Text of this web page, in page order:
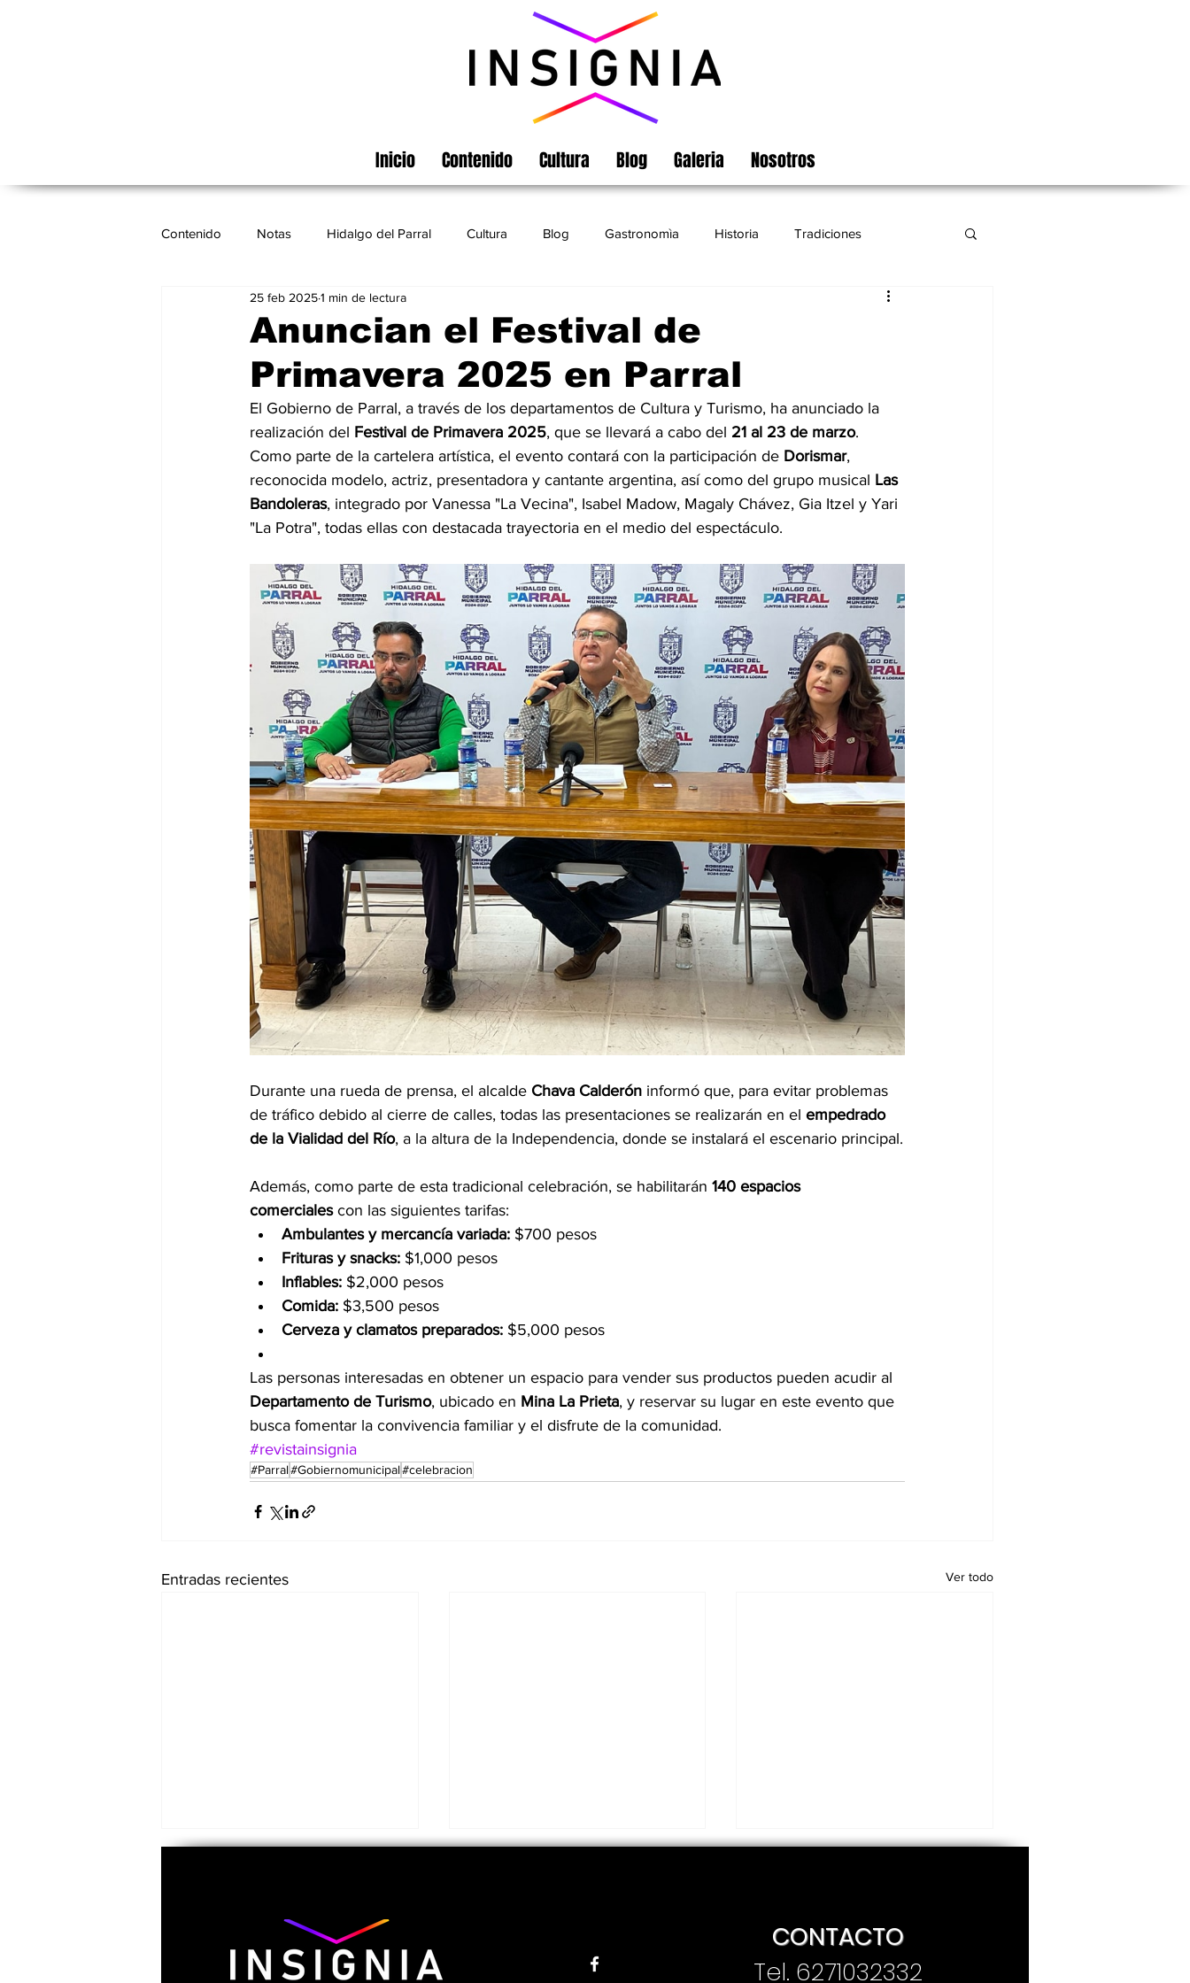
Inicio Contenido Cultura Blog Galeria Nosotros
Contenido Notas Hidalgo del Parral Cultura Blog Gastronomìa Historia Tradiciones
Cinematografía México Turismo
Anuncian el Festival de
Primavera 2025 en Parral
25 feb 20251 min de lectura
El Gobierno de Parral, a través de los departamentos de Cultura y Turismo, ha anunciado la
realización del Festival de Primavera 2025, que se llevará a cabo del 21 al 23 de marzo.
Como parte de la cartelera artística, el evento contará con la participación de Dorismar,
reconocida modelo, actriz, presentadora y cantante argentina, así como del grupo musical Las
Bandoleras, integrado por Vanessa "La Vecina", Isabel Madow, Magaly Chávez, Gia Itzel y Yari
"La Potra", todas ellas con destacada trayectoria en el medio del espectáculo.
Durante una rueda de prensa, el alcalde Chava Calderón informó que, para evitar problemas
de tráfico debido al cierre de calles, todas las presentaciones se realizarán en el empedrado
de la Vialidad del Río, a la altura de la Independencia, donde se instalará el escenario principal.
Además, como parte de esta tradicional celebración, se habilitarán 140 espacios
comerciales con las siguientes tarifas:
Ambulantes y mercancía variada: $700 pesos
Frituras y snacks: $1,000 pesos
Inflables: $2,000 pesos
Comida: $3,500 pesos
Cerveza y clamatos preparados: $5,000 pesos
Las personas interesadas en obtener un espacio para vender sus productos pueden acudir al
Departamento de Turismo, ubicado en Mina La Prieta, y reservar su lugar en este evento que
busca fomentar la convivencia familiar y el disfrute de la comunidad.
#revistainsignia
#Parral#Gobiernomunicipal#celebracion
Entradas recientes Ver todo
CONTACTO
Tel. 6271032332